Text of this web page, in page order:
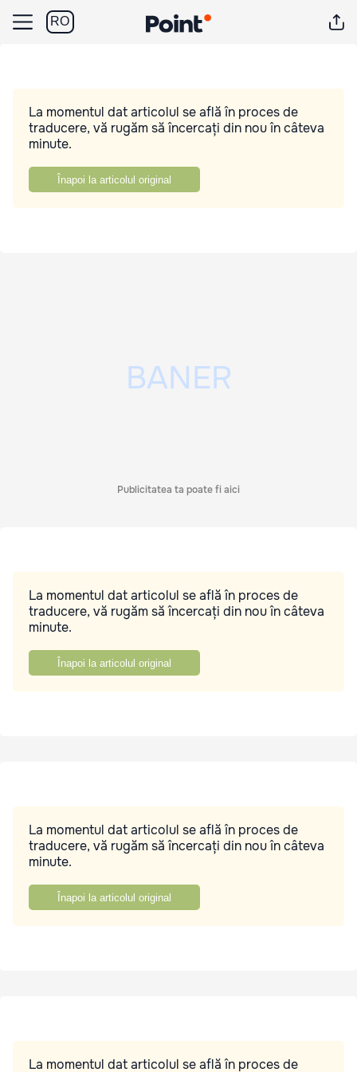
RO
La momentul dat articolul se află în proces de
traducere, vă rugăm să încercați din nou în câteva
minute.
Înapoi la articolul original
Publicitatea ta poate fi aici
La momentul dat articolul se află în proces de
traducere, vă rugăm să încercați din nou în câteva
minute.
Înapoi la articolul original
La momentul dat articolul se află în proces de
traducere, vă rugăm să încercați din nou în câteva
minute.
Înapoi la articolul original
La momentul dat articolul se află în proces de